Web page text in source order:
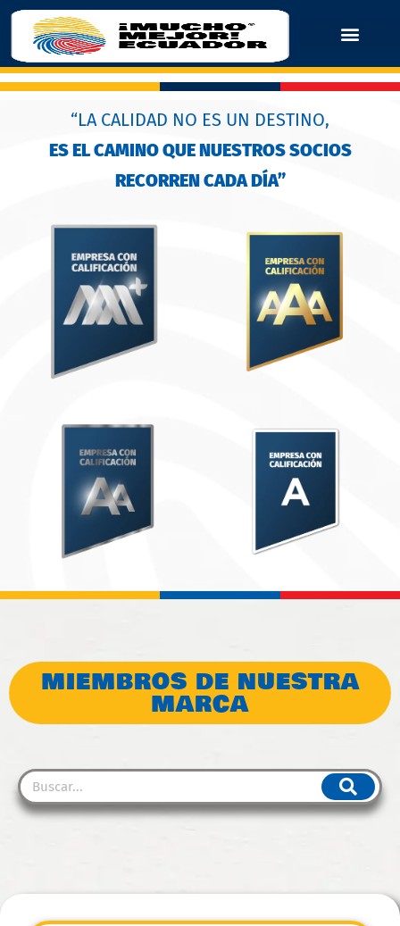
“LA CALIDAD NO ES UN DESTINO,
ES EL CAMINO QUE NUESTROS SOCIOS
RECORREN CADA DÍA”
MIEMBROS DE NUESTRA
MARCA